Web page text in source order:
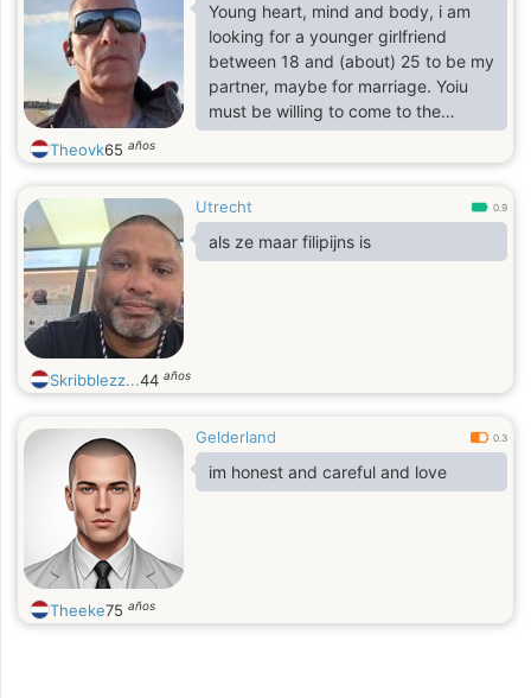
Young heart, mind and body, i am
looking for a younger girlfriend
between 18 and (about) 25 to be my
partner, maybe for marriage. Yoiu
must be willing to come to the
Netherlands, but it is also possible
that i will live in the Philipinas from
Theovk65 años
Utrecht 0.9
als ze maar filipijns is
Skribblezz...44 años
Gelderland 0.3
im honest and careful and love
Theeke75 años